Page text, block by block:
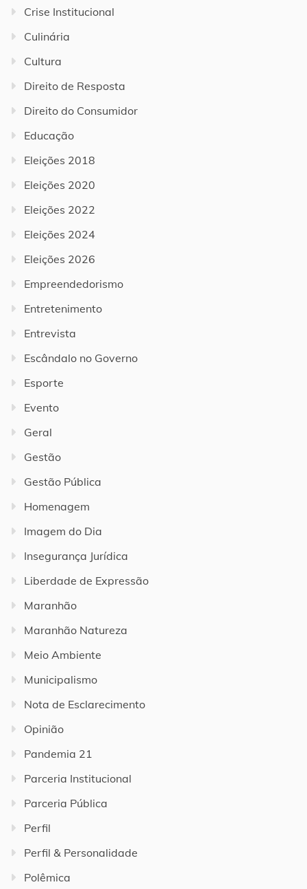
Crise Institucional
Culinária
Cultura
Direito de Resposta
Direito do Consumidor
Educação
Eleições 2018
Eleições 2020
Eleições 2022
Eleições 2024
Eleições 2026
Empreendedorismo
Entretenimento
Entrevista
Escândalo no Governo
Esporte
Evento
Geral
Gestão
Gestão Pública
Homenagem
Imagem do Dia
Insegurança Jurídica
Liberdade de Expressão
Maranhão
Maranhão Natureza
Meio Ambiente
Municipalismo
Nota de Esclarecimento
Opinião
Pandemia 21
Parceria Institucional
Parceria Pública
Perfil
Perfil & Personalidade
Polêmica